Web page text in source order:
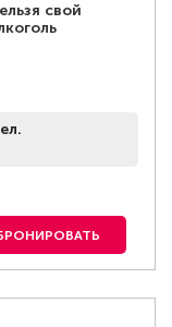
свой